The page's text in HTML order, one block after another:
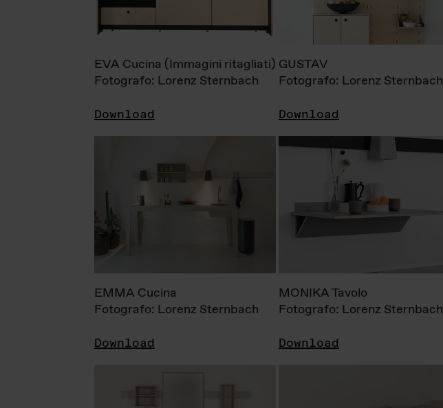
EVA Cucina (Immagini ritagliati)
Fotografo: Lorenz Sternbach
Download
GUSTAV
Fotografo: Lorenz Sternbach
Download
EMMA Cucina
Fotografo: Lorenz Sternbach
Download
MONIKA Tavolo
Fotografo: Lorenz Sternbach
Download